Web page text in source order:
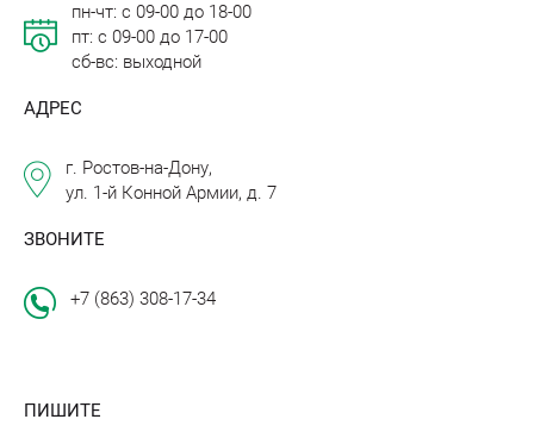
пн-чт: с 09-00 до 18-00
пт: с 09-00 до 17-00
сб-вс: выходной
АДРЕС
г. Ростов-на-Дону,
ул. 1-й Конной Армии, д. 7
ЗВОНИТЕ
+7 (863) 308-17-34
ПИШИТЕ